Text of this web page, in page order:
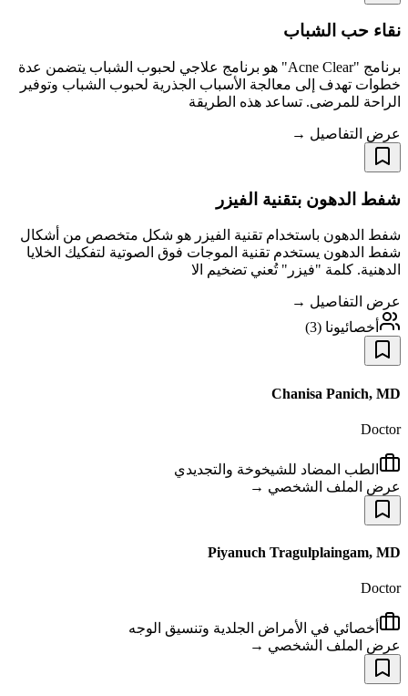
نقاء حب الشباب
برنامج "Acne Clear" هو برنامج علاجي لحبوب الشباب يتضمن عدة
خطوات تهدف إلى معالجة الأسباب الجذرية لحبوب الشباب وتوفير
الراحة للمرضى. تساعد هذه الطريقة
عرض التفاصيل →
شفط الدهون بتقنية الفيزر
شفط الدهون باستخدام تقنية الفيزر هو شكل متخصص من أشكال
شفط الدهون يستخدم تقنية الموجات فوق الصوتية لتفكيك الخلايا
الدهنية. كلمة "فيزر" تُعني تضخيم الا
عرض التفاصيل →
أخصائيونا (
3
)
Chanisa Panich, MD
Doctor
الطب المضاد للشيخوخة والتجديدي
عرض الملف الشخصي →
Piyanuch Tragulplaingam, MD
Doctor
أخصائي في الأمراض الجلدية وتنسيق الوجه
عرض الملف الشخصي →